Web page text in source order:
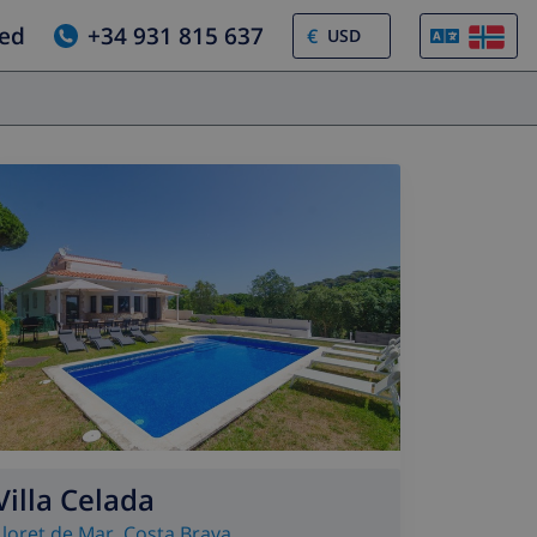
+34 931 815 637 €
Celada